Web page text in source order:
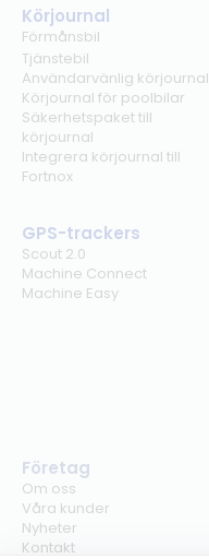
Körjournal
Förmånsbil
Tjänstebil
Användarvänlig körjournal
Körjournal för poolbilar
Säkerhetspaket till
körjournal
Integrera körjournal till
Fortnox
GPS-trackers
Scout 2.0
Machine Connect
Machine Easy
Företag
Om oss
Våra kunder
Nyheter
Kontakt